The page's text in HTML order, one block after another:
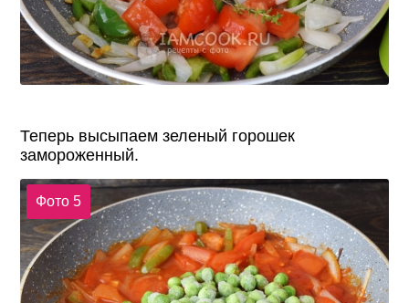
Теперь высыпаем зеленый горошек
замороженный.
Фото 5